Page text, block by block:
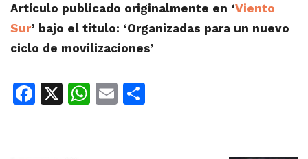
Artículo publicado originalmente en ‘Viento
Sur’ bajo el título: ‘Organizadas para un nuevo
ciclo de movilizaciones’
Facebook
X WhatsApp
Email